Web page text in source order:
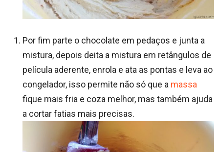
Por fim parte o chocolate em pedaços e junta a
mistura, depois deita a mistura em retângulos de
película aderente, enrola e ata as pontas e leva ao
congelador, isso permite não só que a massa
fique mais fria e coza melhor, mas também ajuda
a cortar fatias mais precisas.